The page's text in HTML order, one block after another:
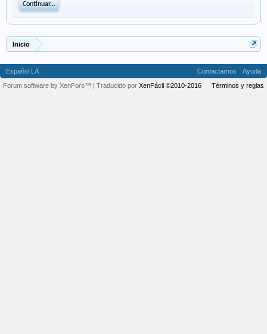
Continuar...
Inicio
Español LA Contactarnos
Ayuda
Términos y reglas
Forum software by XenForo™ | Traducido por XenFácil ©2010-2016